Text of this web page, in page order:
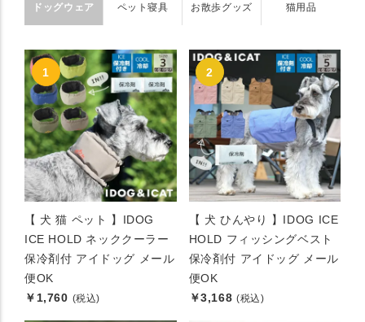
ドッグウェア ペット寝具 お散歩グッズ 猫用品
【 犬 猫 ペット 】IDOG
ICE HOLD ネッククーラー
保冷剤付 アイドッグ メール
便OK
￥1,760 (税込)
【 犬 ひんやり 】IDOG ICE
HOLD フィッシングベスト
保冷剤付 アイドッグ メール
便OK
￥3,168 (税込)